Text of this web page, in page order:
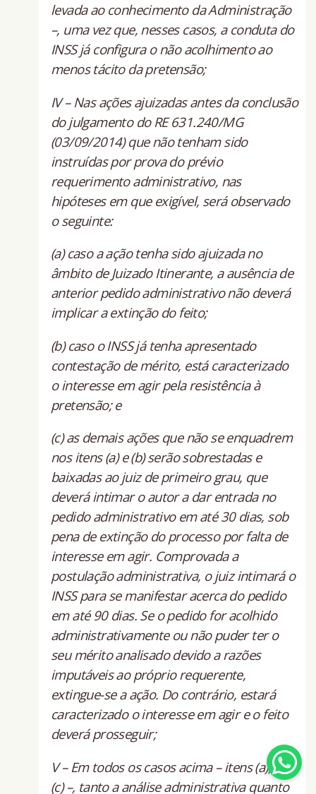
levada ao conhecimento da Administração
–, uma vez que, nesses casos, a conduta do
INSS já configura o não acolhimento ao
menos tácito da pretensão;
IV – Nas ações ajuizadas antes da conclusão
do julgamento do RE 631.240/MG
(03/09/2014) que não tenham sido
instruídas por prova do prévio
requerimento administrativo, nas
hipóteses em que exigível, será observado
o seguinte:
(a) caso a ação tenha sido ajuizada no
âmbito de Juizado Itinerante, a ausência de
anterior pedido administrativo não deverá
implicar a extinção do feito;
(b) caso o INSS já tenha apresentado
contestação de mérito, está caracterizado
o interesse em agir pela resistência à
pretensão; e
(c) as demais ações que não se enquadrem
nos itens (a) e (b) serão sobrestadas e
baixadas ao juiz de primeiro grau, que
deverá intimar o autor a dar entrada no
pedido administrativo em até 30 dias, sob
pena de extinção do processo por falta de
interesse em agir. Comprovada a
postulação administrativa, o juiz intimará o
INSS para se manifestar acerca do pedido
em até 90 dias. Se o pedido for acolhido
administrativamente ou não puder ter o
seu mérito analisado devido a razões
imputáveis ao próprio requerente,
extingue-se a ação. Do contrário, estará
caracterizado o interesse em agir e o feito
deverá prosseguir;
V – Em todos os casos acima – itens (a), (b) e
(c) –, tanto a análise administrativa quanto